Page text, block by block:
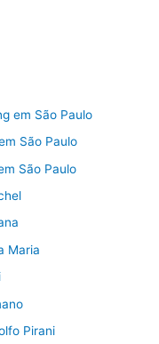
em São Paulo
São Paulo
São Paulo
Maria
Pirani